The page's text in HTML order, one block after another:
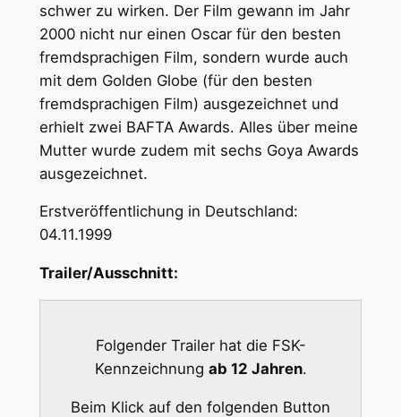
schwer zu wirken. Der Film gewann im Jahr
2000 nicht nur einen Oscar für den besten
fremdsprachigen Film, sondern wurde auch
mit dem Golden Globe (für den besten
fremdsprachigen Film) ausgezeichnet und
erhielt zwei BAFTA Awards. Alles über meine
Mutter wurde zudem mit sechs Goya Awards
ausgezeichnet.
Erstveröffentlichung in Deutschland:
04.11.1999
Trailer/Ausschnitt:
Folgender Trailer hat die FSK-
Kennzeichnung ab 12 Jahren.
Beim Klick auf den folgenden Button